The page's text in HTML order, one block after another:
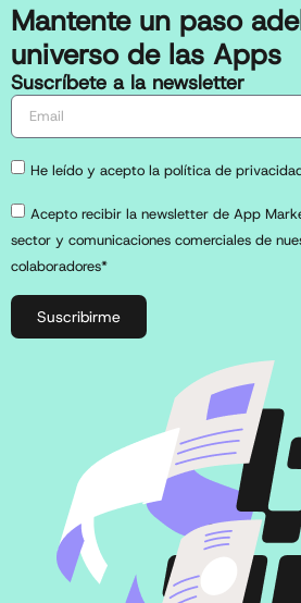
Mantente un paso
universo de las Apps
Suscríbete a la newsletter
He leído y acepto la política de
Acepto recibir la newsletter de App
sector y comunicaciones comerciales de
colaboradores*
Suscribirme